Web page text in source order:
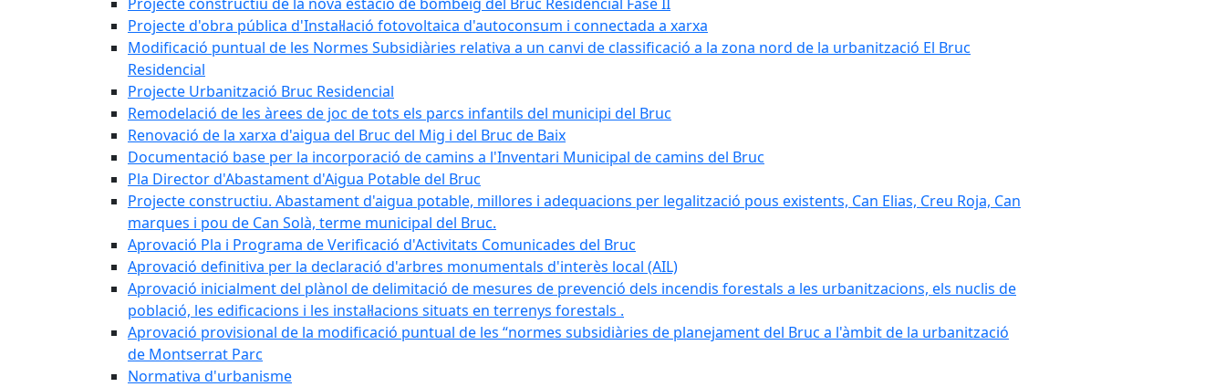
Projecte d'obra pública d'Instal·lació fotovoltaica d'autoconsum i connectada a xarxa
Modificació puntual de les Normes Subsidiàries relativa a un canvi de classificació a la zona nord de la urbanització El Bruc
Residencial
Projecte Urbanització Bruc Residencial
Remodelació de les àrees de joc de tots els parcs infantils del municipi del Bruc
Renovació de la xarxa d'aigua del Bruc del Mig i del Bruc de Baix
Documentació base per la incorporació de camins a l'Inventari Municipal de camins del Bruc
Pla Director d'Abastament d'Aigua Potable del Bruc
Projecte constructiu. Abastament d'aigua potable, millores i adequacions per legalització pous existents, Can Elias, Creu Roja, Can
marques i pou de Can Solà, terme municipal del Bruc.
Aprovació Pla i Programa de Verificació d'Activitats Comunicades del Bruc
Aprovació definitiva per la declaració d'arbres monumentals d'interès local (AIL)
Aprovació inicialment del plànol de delimitació de mesures de prevenció dels incendis forestals a les urbanitzacions, els nuclis de
població, les edificacions i les instal·lacions situats en terrenys forestals .
Aprovació provisional de la modificació puntual de les “normes subsidiàries de planejament del Bruc a l'àmbit de la urbanització
de Montserrat Parc
Normativa d'urbanisme